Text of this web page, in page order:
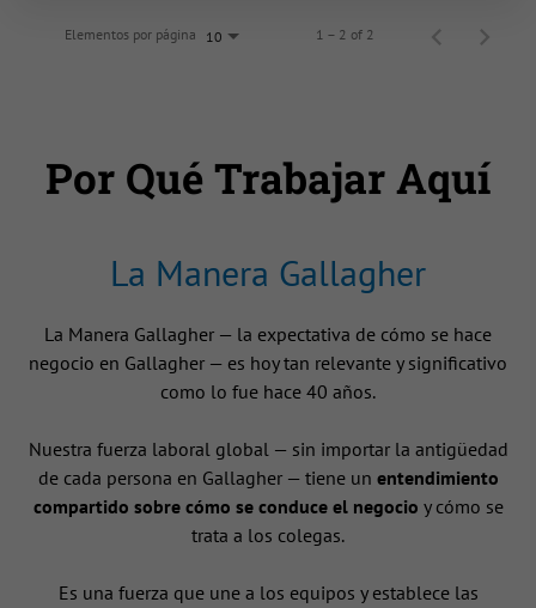
Elementos por página 10 1 – 2 of 2
Por Qué Trabajar Aquí
La Manera Gallagher
La Manera Gallagher — la expectativa de cómo se hace
negocio en Gallagher — es hoy tan relevante y significativo
como lo fue hace 40 años.
Nuestra fuerza laboral global — sin importar la antigüedad
de cada persona en Gallagher — tiene un entendimiento
compartido sobre cómo se conduce el negocio y cómo se
trata a los colegas.
Es una fuerza que une a los equipos y establece las